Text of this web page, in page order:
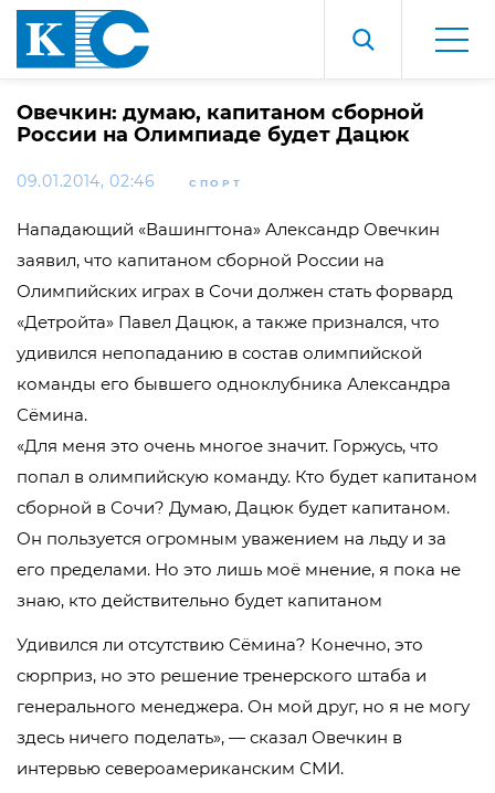
Овечкин: думаю, капитаном сборной
России на Олимпиаде будет Дацюк
09.01.2014, 02:46 СПОРТ
Нападающий «Вашингтона» Александр Овечкин
заявил, что капитаном сборной России на
Олимпийских играх в Сочи должен стать форвард
«Детройта» Павел Дацюк, а также признался, что
удивился непопаданию в состав олимпийской
команды его бывшего одноклубника Александра
Сёмина.
«Для меня это очень многое значит. Горжусь, что
попал в олимпийскую команду. Кто будет капитаном
сборной в Сочи? Думаю, Дацюк будет капитаном.
Он пользуется огромным уважением на льду и за
его пределами. Но это лишь моё мнение, я пока не
знаю, кто действительно будет капитаном
Удивился ли отсутствию Сёмина? Конечно, это
сюрприз, но это решение тренерского штаба и
генерального менеджера. Он мой друг, но я не могу
здесь ничего поделать», — сказал Овечкин в
интервью североамериканским СМИ.